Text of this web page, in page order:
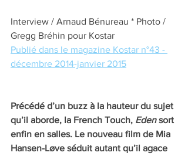
Interview / Arnaud Bénureau * Photo /
Gregg Bréhin pour Kostar
Publié dans le magazine Kostar n°43 -
décembre 2014-janvier 2015
Précédé d’un buzz à la hauteur du sujet
qu’il aborde, la French Touch, Eden sort
enfin en salles. Le nouveau film de Mia
Hansen-Løve séduit autant qu’il agace